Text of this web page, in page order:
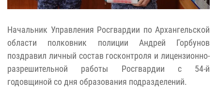
Начальник Управления Росгвардии по Архангельской
области полковник полиции Андрей Горбунов
поздравил личный состав госконтроля и лицензионно-
разрешительной работы Росгвардии с 54-й
годовщиной со дня образования подразделений.